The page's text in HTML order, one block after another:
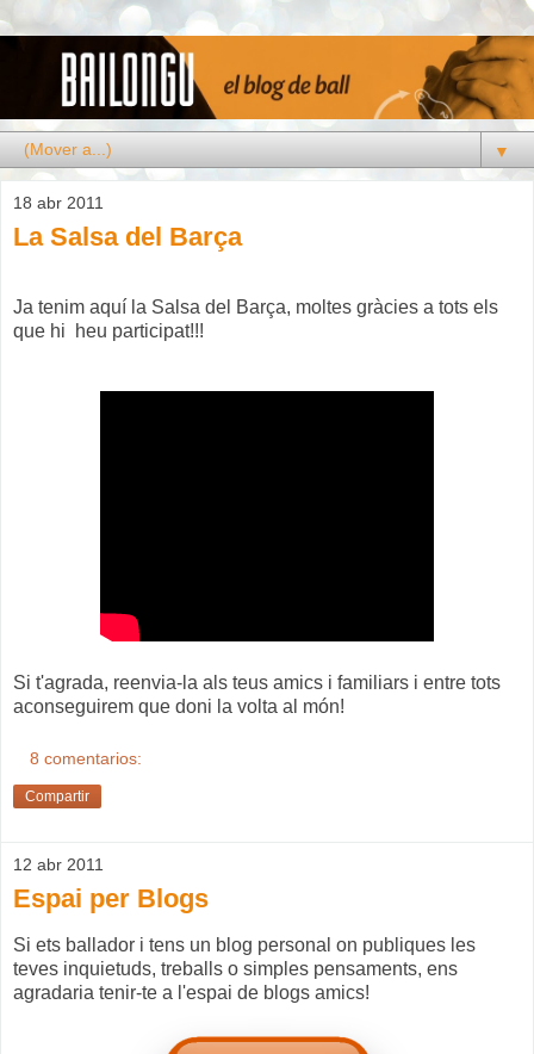
▼
18 abr 2011
La Salsa del Barça
Ja tenim aquí la Salsa del Barça, moltes gràcies a tots els
que hi heu participat!!!
Si t'agrada, reenvia-la als teus amics i familiars i entre tots
aconseguirem que doni la volta al món!
8 comentarios:
Compartir
12 abr 2011
Espai per Blogs
Si ets ballador i tens un blog personal on publiques les
teves inquietuds, treballs o simples pensaments, ens
agradaria tenir-te a l'espai de blogs amics!